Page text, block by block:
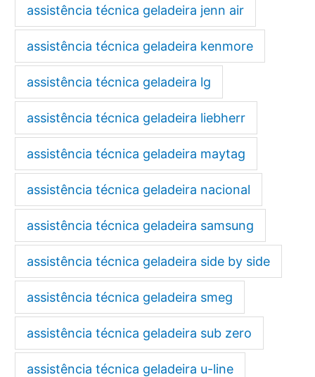
assistência técnica geladeira jenn air
assistência técnica geladeira kenmore
assistência técnica geladeira lg
assistência técnica geladeira liebherr
assistência técnica geladeira maytag
assistência técnica geladeira nacional
assistência técnica geladeira samsung
assistência técnica geladeira side by side
assistência técnica geladeira smeg
assistência técnica geladeira sub zero
assistência técnica geladeira u-line